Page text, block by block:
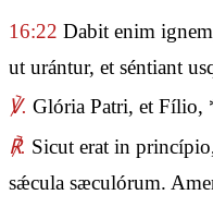
16:22 Dabit enim
ut urántur, et séntiant
℣. Glória Patri, et Fílio,
℟. Sicut erat in
sǽcula sæculórum.